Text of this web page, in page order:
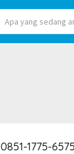
0851-1775-